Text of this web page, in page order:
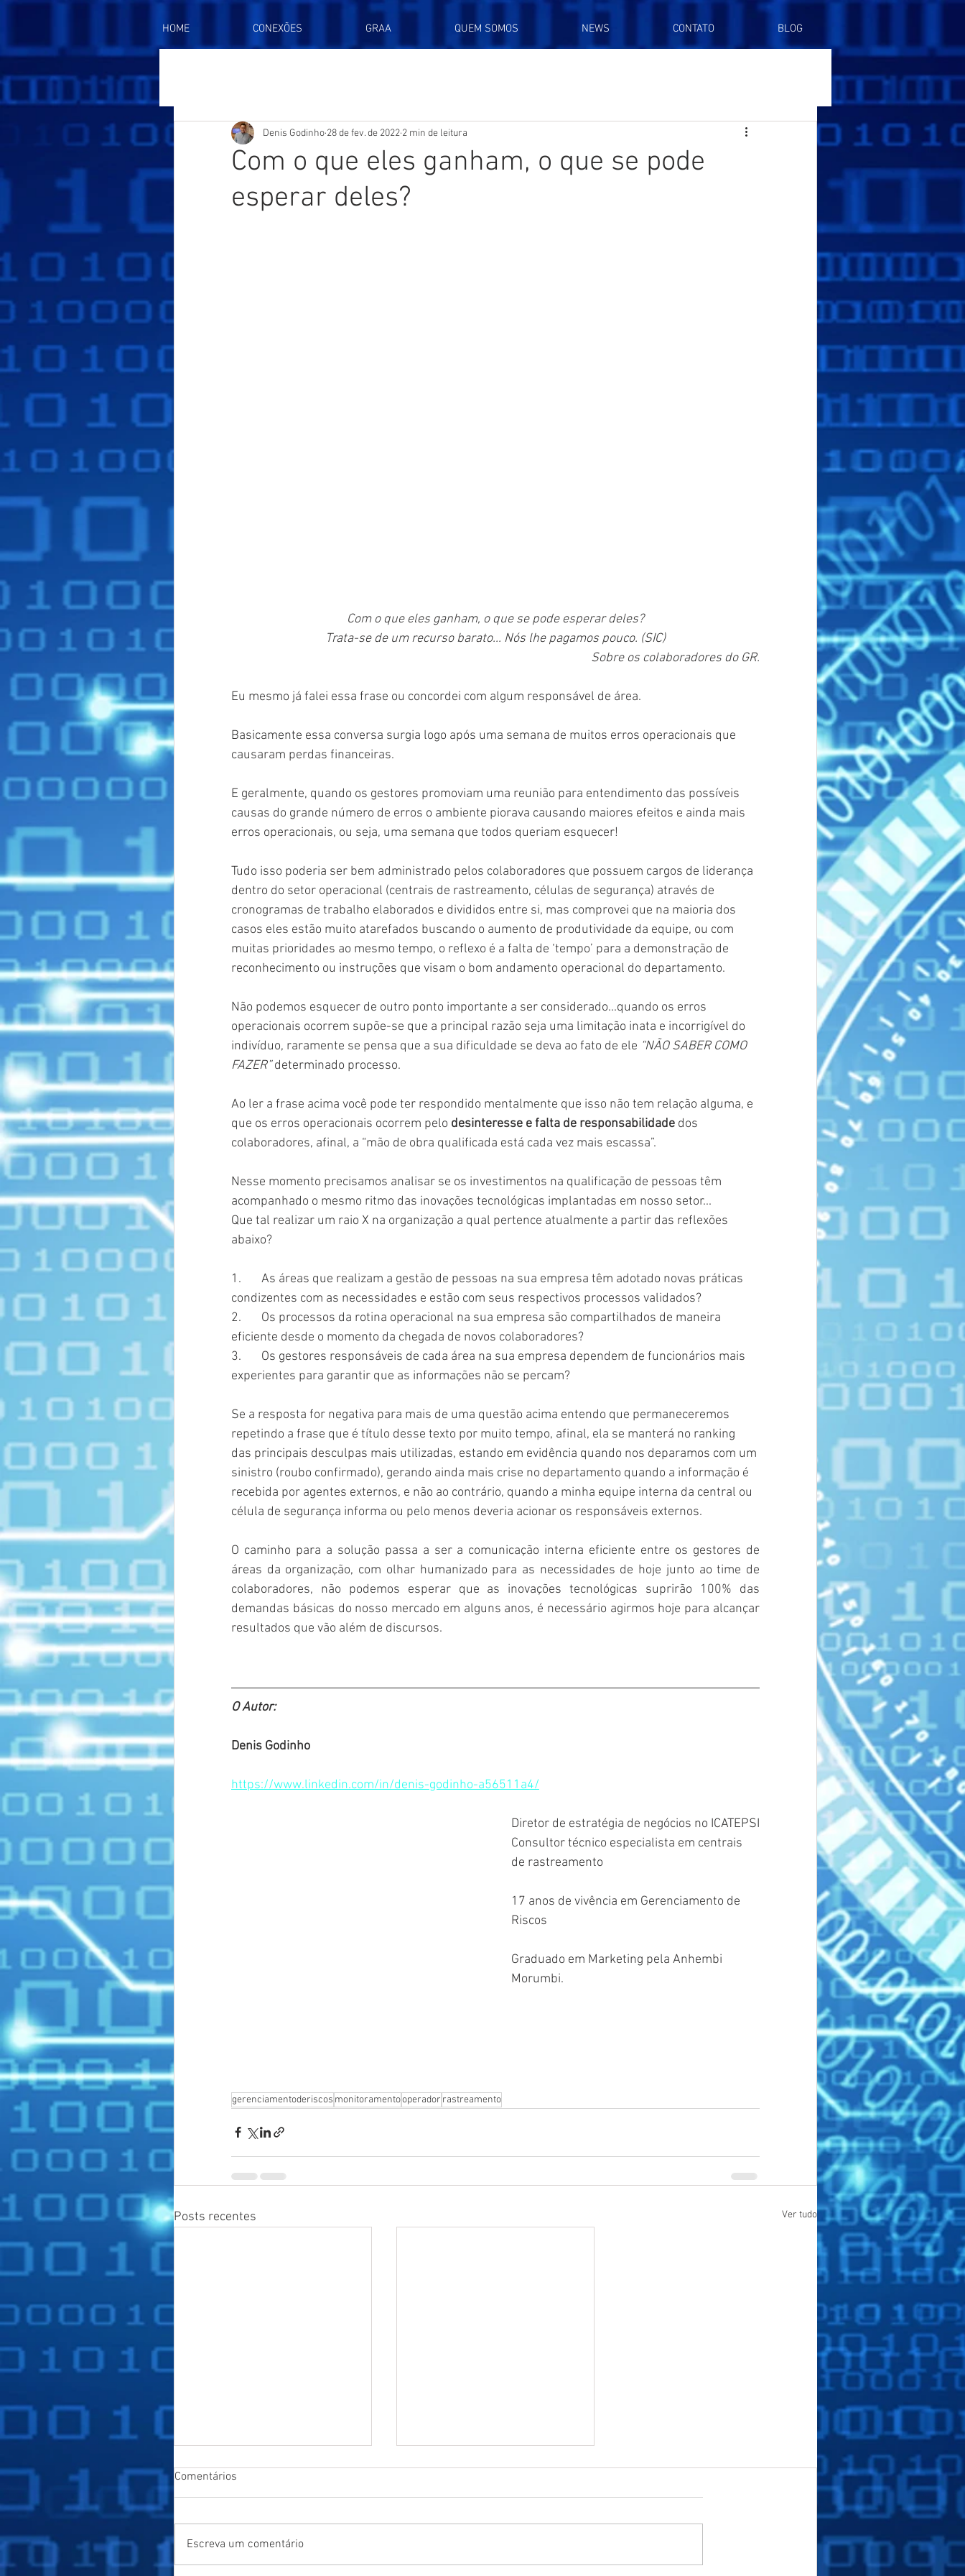
HOME CONEXÕES GRAA QUEM SOMOS NEWS CONTATO BLOG
Com o que eles ganham, o que se pode
esperar deles?
Denis Godinho 28 de fev. de 2022 2 min de leitura
Com o que eles ganham, o que se pode esperar deles?
Trata-se de um recurso barato... Nós lhe pagamos pouco. (SIC)
Sobre os colaboradores do GR.
Eu mesmo já falei essa frase ou concordei com algum responsável de área.
Basicamente essa conversa surgia logo após uma semana de muitos erros operacionais que
causaram perdas financeiras.
E geralmente, quando os gestores promoviam uma reunião para entendimento das possíveis
causas do grande número de erros o ambiente piorava causando maiores efeitos e ainda mais
erros operacionais, ou seja, uma semana que todos queriam esquecer!
Tudo isso poderia ser bem administrado pelos colaboradores que possuem cargos de liderança
dentro do setor operacional (centrais de rastreamento, células de segurança) através de
cronogramas de trabalho elaborados e divididos entre si, mas comprovei que na maioria dos
casos eles estão muito atarefados buscando o aumento de produtividade da equipe, ou com
muitas prioridades ao mesmo tempo, o reflexo é a falta de ‘tempo’ para a demonstração de
reconhecimento ou instruções que visam o bom andamento operacional do departamento.
Não podemos esquecer de outro ponto importante a ser considerado...quando os erros
operacionais ocorrem supõe-se que a principal razão seja uma limitação inata e incorrigível do
indivíduo, raramente se pensa que a sua dificuldade se deva ao fato de ele “NÃO SABER COMO
FAZER” determinado processo.
Ao ler a frase acima você pode ter respondido mentalmente que isso não tem relação alguma, e
que os erros operacionais ocorrem pelo desinteresse e falta de responsabilidade dos
colaboradores, afinal, a “mão de obra qualificada está cada vez mais escassa”.
Nesse momento precisamos analisar se os investimentos na qualificação de pessoas têm
acompanhado o mesmo ritmo das inovações tecnológicas implantadas em nosso setor...
Que tal realizar um raio X na organização a qual pertence atualmente a partir das reflexões
abaixo?
1.       As áreas que realizam a gestão de pessoas na sua empresa têm adotado novas práticas
condizentes com as necessidades e estão com seus respectivos processos validados?
2.       Os processos da rotina operacional na sua empresa são compartilhados de maneira
eficiente desde o momento da chegada de novos colaboradores?
3.       Os gestores responsáveis de cada área na sua empresa dependem de funcionários mais
experientes para garantir que as informações não se percam?
Se a resposta for negativa para mais de uma questão acima entendo que permaneceremos
repetindo a frase que é título desse texto por muito tempo, afinal, ela se manterá no ranking
das principais desculpas mais utilizadas, estando em evidência quando nos deparamos com um
sinistro (roubo confirmado), gerando ainda mais crise no departamento quando a informação é
recebida por agentes externos, e não ao contrário, quando a minha equipe interna da central ou
célula de segurança informa ou pelo menos deveria acionar os responsáveis externos.
O caminho para a solução passa a ser a comunicação interna eficiente entre os gestores de
áreas da organização, com olhar humanizado para as necessidades de hoje junto ao time de
colaboradores, não podemos esperar que as inovações tecnológicas suprirão 100% das
demandas básicas do nosso mercado em alguns anos, é necessário agirmos hoje para alcançar
resultados que vão além de discursos.
O Autor:
Denis Godinho
https://www.linkedin.com/in/denis-godinho-a56511a4/
Diretor de estratégia de negócios no ICATEPSI
Consultor técnico especialista em centrais
de rastreamento
17 anos de vivência em Gerenciamento de
Riscos
Graduado em Marketing pela Anhembi
Morumbi.
gerenciamentoderiscos monitoramentooperador rastreamento
Posts recentes Ver tudo
Comentários
Escreva um comentário